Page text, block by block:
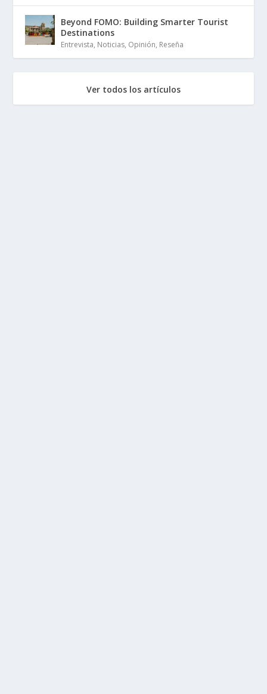
Beyond FOMO: Building Smarter Tourist
Destinations
Entrevista, Noticias, Opinión, Reseña
Ver todos los artículos